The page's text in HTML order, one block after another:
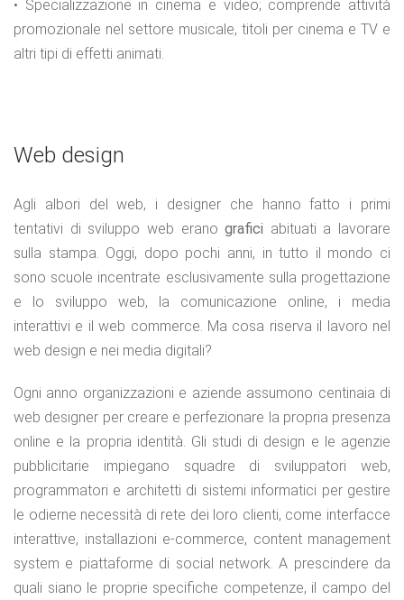
• Specializzazione in cinema e video; comprende attività
promozionale nel settore musicale, titoli per cinema e TV e
altri tipi di effetti animati.
Web design
Agli albori del web, i designer che hanno fatto i primi
tentativi di sviluppo web eranografici abituati a lavorare
sulla stampa. Oggi, dopo pochi anni, in tutto il mondo ci
sono scuole incentrate esclusivamente sulla progettazione
e lo sviluppo web, la comunicazione online, i media
interattivi e il web commerce. Ma cosa riserva il lavoro nel
web design e nei media digitali?
Ogni anno organizzazioni e aziende assumono centinaia di
web designer per creare e perfezionare la propria presenza
online e la propria identità. Gli studi di design e le agenzie
pubblicitarie impiegano squadre di sviluppatori web,
programmatori e architetti di sistemi informatici per gestire
le odierne necessità di rete dei loro clienti, come interfacce
interattive, installazioni e-commerce, content management
system e piattaforme di social network. A prescindere da
quali siano le proprie specifiche competenze, il campo del